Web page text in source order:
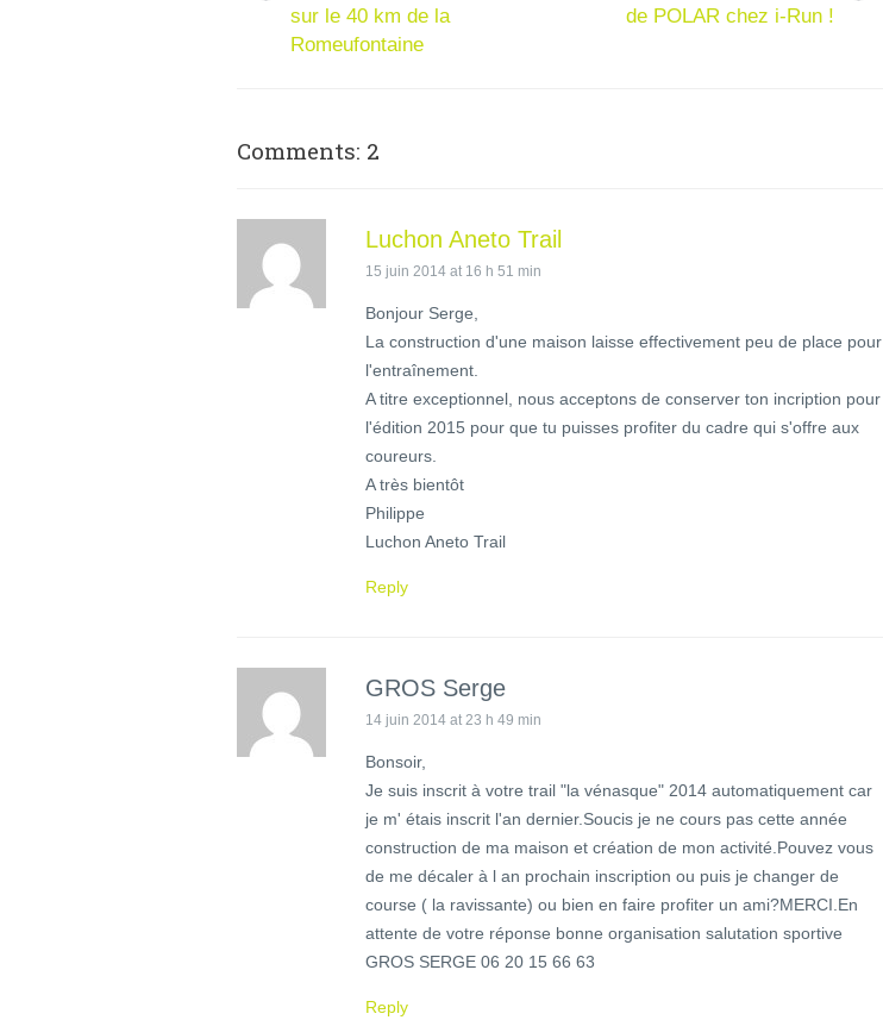
sur le 40 km de la
Romeufontaine
de POLAR chez i-Run !
Comments: 2
Luchon Aneto Trail
15 juin 2014 at 16 h 51 min
Bonjour Serge,
La construction d'une maison laisse effectivement peu de place pour
l'entraînement.
A titre exceptionnel, nous acceptons de conserver ton incription pour
l'édition 2015 pour que tu puisses profiter du cadre qui s'offre aux
coureurs.
A très bientôt
Philippe
Luchon Aneto Trail
Reply
GROS Serge
14 juin 2014 at 23 h 49 min
Bonsoir,
Je suis inscrit à votre trail "la vénasque" 2014 automatiquement car
je m' étais inscrit l'an dernier.Soucis je ne cours pas cette année
construction de ma maison et création de mon activité.Pouvez vous
de me décaler à l an prochain inscription ou puis je changer de
course ( la ravissante) ou bien en faire profiter un ami?MERCI.En
attente de votre réponse bonne organisation salutation sportive
GROS SERGE 06 20 15 66 63
Reply